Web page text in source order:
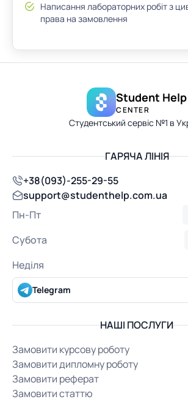
Написання лабораторних робіт з
права на замовлення
Student Help
CENTER
Студентський сервіс №1 в
НАШІ ПОСЛУГИ
Замовити курсову роботу
Замовити дипломну роботу
Замовити реферат
Замовити статтю
ГАРЯЧА ЛІНІЯ
+38(093)-255-29-55
support@studenthelp.com.ua
Пн-Пт
Субота
Неділя
Telegram